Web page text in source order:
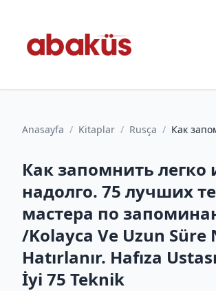
Anasayfa / Kitaplar / Rusça / Как
зап...
Как запомнить легко
надолго. 75 лучших
мастера по
/Kolayca Ve Uzun Süre
Hatırlanır. Hafıza
İyi 75 Teknik